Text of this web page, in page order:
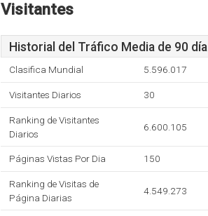
Visitantes
Historial del Tráfico Media de 90 día
Clasifica Mundial 5.596.017
Visitantes Diarios 30
Ranking de Visitantes
Diarios
6.600.105
Páginas Vistas Por Dia 150
Ranking de Visitas de
Página Diarias
4.549.273